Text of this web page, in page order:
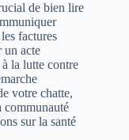
de bien lire
factures
un acte
la lutte contre
votre chatte,
communauté
sur la santé